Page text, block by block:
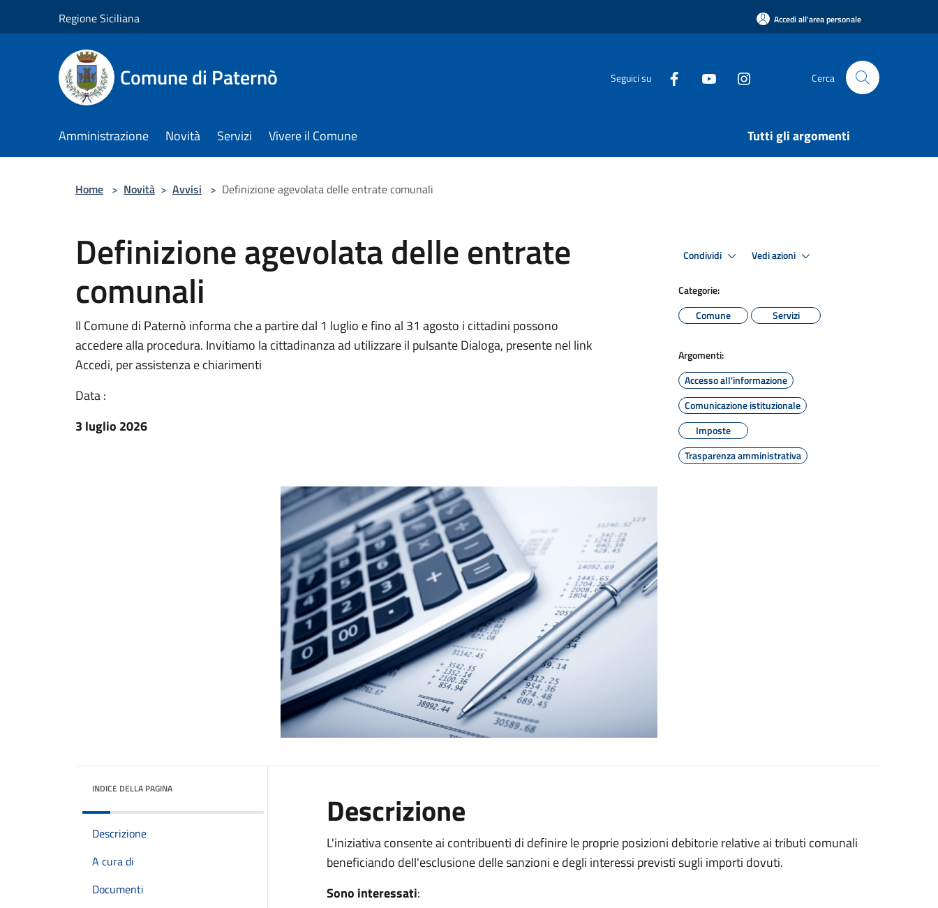
Regione Siciliana Accedi all'area personale
Comune di Paternò Seguici su Cerca
Amministrazione Novità Servizi Vivere il Comune Tutti gli argomenti
Home > Novità > Avvisi > Definizione agevolata delle entrate comunali
Definizione agevolata delle entrate
comunali
Il Comune di Paternò informa che a partire dal 1 luglio e fino al 31 agosto i cittadini possono
accedere alla procedura. Invitiamo la cittadinanza ad utilizzare il pulsante Dialoga, presente nel link
Accedi, per assistenza e chiarimenti
Data :
3 luglio 2026
Condividi Vedi azioni
Categorie:
Comune
Servizi
Argomenti:
Accesso all'informazione
Comunicazione istituzionale
Imposte
Trasparenza amministrativa
INDICE DELLA PAGINA
Descrizione
A cura di
Documenti
Descrizione
L'iniziativa consente ai contribuenti di definire le proprie posizioni debitorie relative ai tributi comunali
beneficiando dell'esclusione delle sanzioni e degli interessi previsti sugli importi dovuti.
Sono interessati: